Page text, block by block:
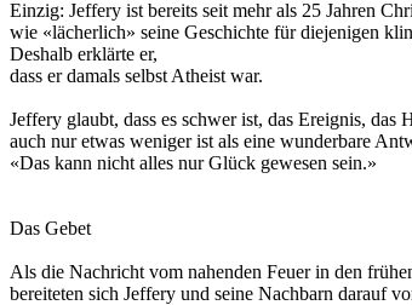
Einzig: Jeffery ist bereits seit mehr als 25 Jahren
wie «lächerlich» seine Geschichte für diejenigen
Deshalb erklärte er,
dass er damals selbst Atheist war.
Jeffery glaubt, dass es schwer ist, das Ereignis,
auch nur etwas weniger ist als eine wunderbare
«Das kann nicht alles nur Glück gewesen sein.»
Das Gebet
Als die Nachricht vom nahenden Feuer in den
bereiteten sich Jeffery und seine Nachbarn darauf